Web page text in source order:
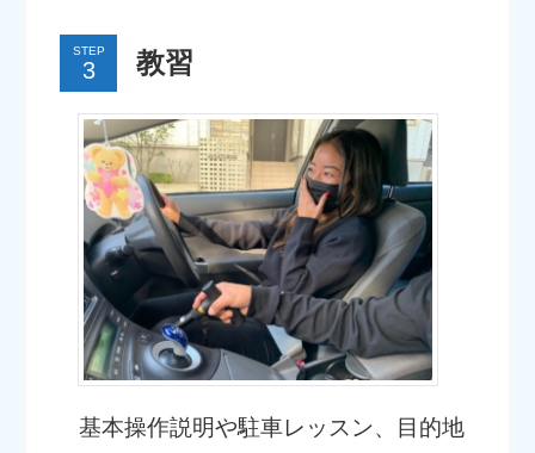
STEP 教習
基本操作説明や駐車レッスン、目的地